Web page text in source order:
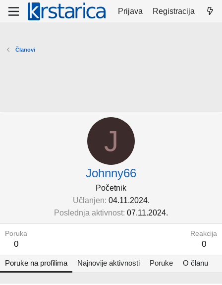
Prijava Registracija
Članovi
J
Johnny66
Početnik
Učlanjen 04.11.2024.
Poslednja aktivnost 07.11.2024.
Poruka
0
Reakcija
0
Poruke na profilima Najnovije aktivnosti Poruke O članu